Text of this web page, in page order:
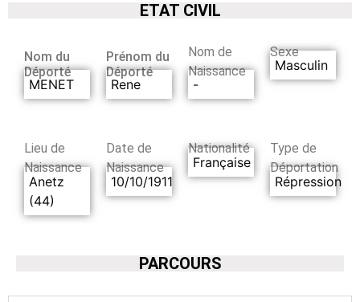
ETAT CIVIL
Nom du
Déporté
MENET
Prénom du
Déporté
Rene
Nom de
Naissance
-
Sexe
Masculin
Lieu de
Naissance
Anetz
(44)
Date de
Naissance
10/10/1911
Nationalité
Française
Type de
Déportation
Répression
PARCOURS